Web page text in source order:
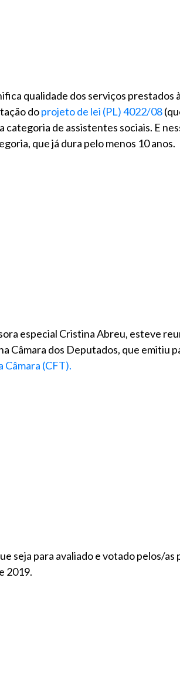
qualidade dos serviços prestados
doprojeto de lei (PL) 4022/08
de assistentes sociais. E
que já dura pelo menos 10 anos.
especial Cristina Abreu, esteve
Câmara dos Deputados, que emitiu
Câmara (CFT).
seja para avaliado e votado pelos/
2019.